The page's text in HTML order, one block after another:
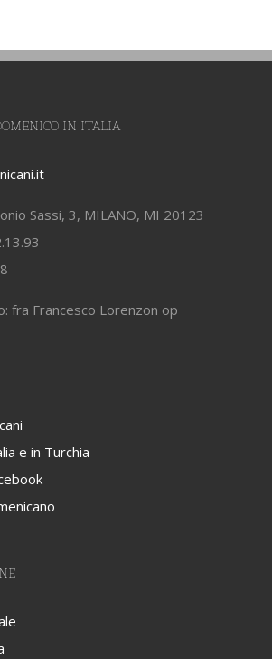
IN ITALIA
Sassi, 3, MILANO, MI 20123
fra Francesco Lorenzon op
e in Turchia